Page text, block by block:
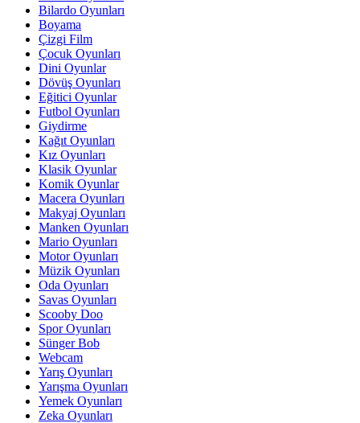
Bilardo Oyunları
Boyama
Çizgi Film
Çocuk Oyunları
Dini Oyunlar
Dövüş Oyunları
Eğitici Oyunlar
Futbol Oyunları
Giydirme
Kağıt Oyunları
Kız Oyunları
Klasik Oyunlar
Komik Oyunlar
Macera Oyunları
Makyaj Oyunları
Manken Oyunları
Mario Oyunları
Motor Oyunları
Müzik Oyunları
Oda Oyunları
Savas Oyunları
Scooby Doo
Spor Oyunları
Sünger Bob
Webcam
Yarış Oyunları
Yarışma Oyunları
Yemek Oyunları
Zeka Oyunları